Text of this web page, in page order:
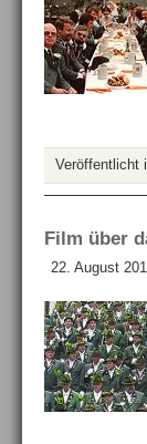
Veröffentlicht
Film über
22. August